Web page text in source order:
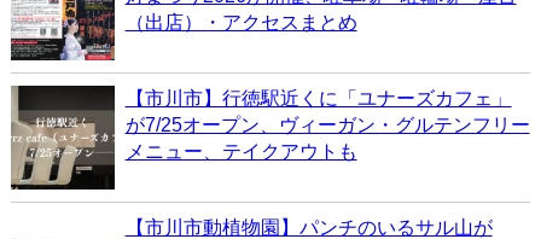
（出店）・アクセスまとめ
【市川市】行徳駅近くに「ユナーズカフェ」
が7/25オープン、ヴィーガン・グルテンフリー
メニュー、テイクアウトも
【市川市動植物園】パンチのいるサル山が